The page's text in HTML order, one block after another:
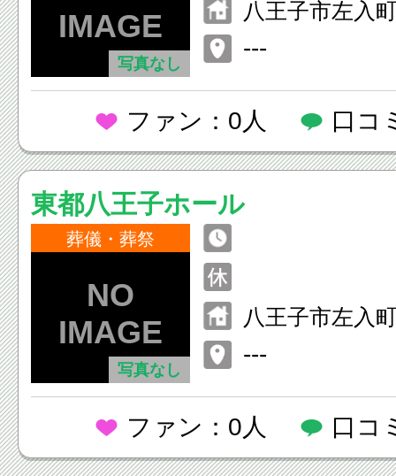
写真なし
八王子市左入
---
ファン：0人 口コ
東都八王子ホール
葬儀・葬祭
写真なし
八王子市左入
---
ファン：0人 口コ